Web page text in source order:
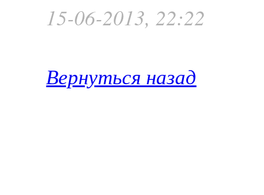
15-06-2013, 22:22
Вернуться назад